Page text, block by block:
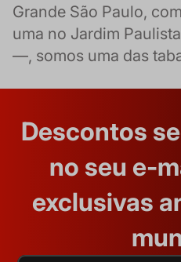
Grande São Paulo,
uma no Jardim
—, somos uma das
Descontos
no seu e-
exclusivas